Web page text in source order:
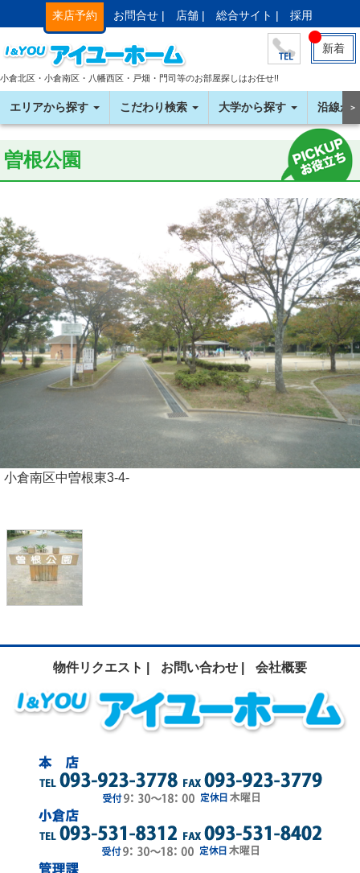
来店予約 お問合せ | 店舗 | 総合サイト | 採用
新着
小倉北区・小倉南区・八幡西区・戸畑・門司等のお部屋探しはお任せ!!
エリアから探す こだわり検索 大学から探す 沿線か＞
曽根公園
小倉南区中曽根東3-4-
物件リクエスト | お問い合わせ | 会社概要